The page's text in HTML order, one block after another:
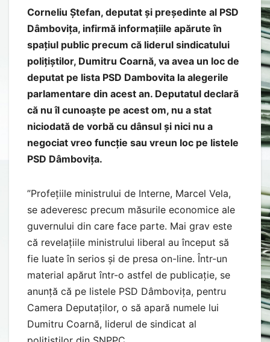
Corneliu Ștefan, deputat și președinte al PSD
Dâmbovița, infirmă informațiile apărute în
spațiul public precum că liderul sindicatului
polițiștilor, Dumitru Coarnă, va avea un loc de
deputat pe lista PSD Dambovita la alegerile
parlamentare din acest an. Deputatul declară
că nu îl cunoaște pe acest om, nu a stat
niciodată de vorbă cu dânsul și nici nu a
negociat vreo funcție sau vreun loc pe listele
PSD Dâmbovița.
”Profețiile ministrului de Interne, Marcel Vela,
se adeveresc precum măsurile economice ale
guvernului din care face parte. Mai grav este
că revelațiile ministrului liberal au început să
fie luate în serios și de presa on-line. Într-un
material apărut într-o astfel de publicație, se
anunță că pe listele PSD Dâmbovița, pentru
Camera Deputaților, o să apară numele lui
Dumitru Coarnă, liderul de sindicat al